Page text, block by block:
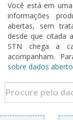
Você está em
informações
abertas, sem
desde que citada
STN chega a
acompanham.
sobre dados